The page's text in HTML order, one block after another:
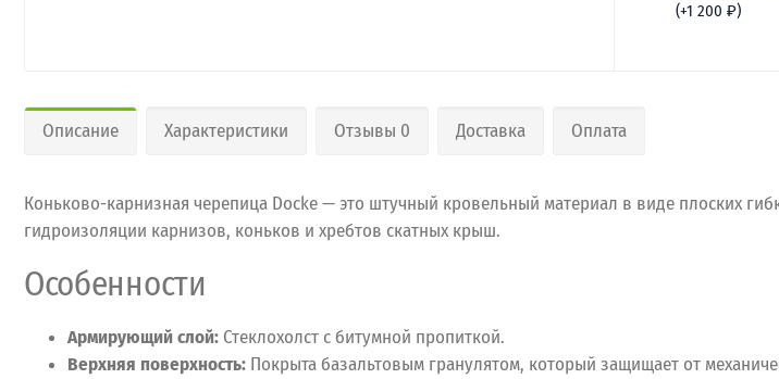
(+1 200 ₽)
Описание Характеристики Отзывы 0 Доставка Оплата
Коньково-карнизная черепица Docke — это штучный кровельный материал в виде плоских
гидроизоляции карнизов, коньков и хребтов скатных крыш.
Особенности
Армирующий слой: Стеклохолст с битумной пропиткой.
Верхняя поверхность: Покрыта базальтовым гранулятом, который защищает от